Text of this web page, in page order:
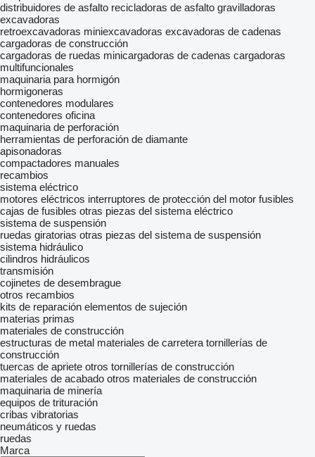
distribuidores de asfalto recicladoras de asfalto gravilladoras
excavadoras
retroexcavadoras miniexcavadoras excavadoras de cadenas
cargadoras de construcción
cargadoras de ruedas minicargadoras de cadenas cargadoras
multifuncionales
maquinaria para hormigón
hormigoneras
contenedores modulares
contenedores oficina
maquinaria de perforación
herramientas de perforación de diamante
apisonadoras
compactadores manuales
recambios
sistema eléctrico
motores eléctricos interruptores de protección del motor fusibles
cajas de fusibles otras piezas del sistema eléctrico
sistema de suspensión
ruedas giratorias otras piezas del sistema de suspensión
sistema hidráulico
cilindros hidráulicos
transmisión
cojinetes de desembrague
otros recambios
kits de reparación elementos de sujeción
materias primas
materiales de construcción
estructuras de metal materiales de carretera tornillerías de
construcción
tuercas de apriete otros tornillerías de construcción
materiales de acabado otros materiales de construcción
maquinaria de minería
equipos de trituración
cribas vibratorias
neumáticos y ruedas
ruedas
Marca